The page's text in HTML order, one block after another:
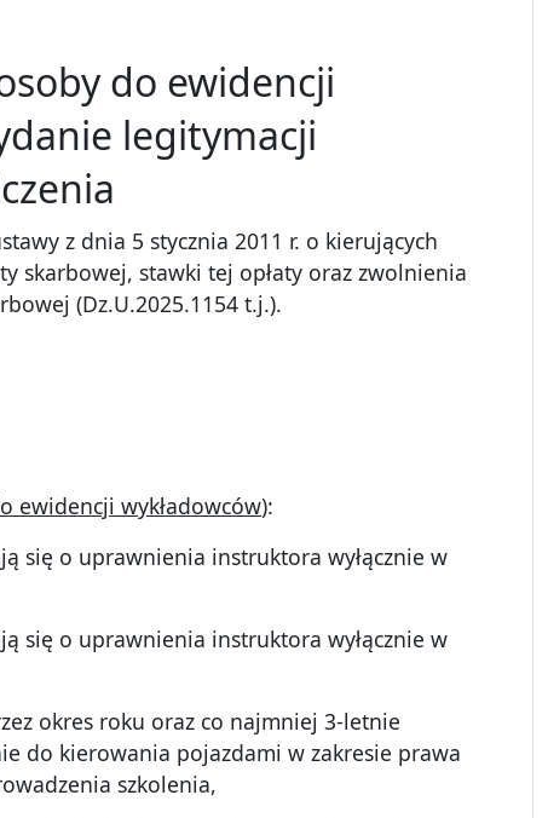
do ewidencji
legitymacji
z dnia 5 stycznia 2011 r. o kierujących
skarbowej, stawki tej opłaty oraz zwolnienia
(Dz.U.2025.1154 t.j.).
ewidencji wykładowców):
się o uprawnienia instruktora wyłącznie w
się o uprawnienia instruktora wyłącznie w
okres roku oraz co najmniej 3-letnie
do kierowania pojazdami w zakresie prawa
szkolenia,